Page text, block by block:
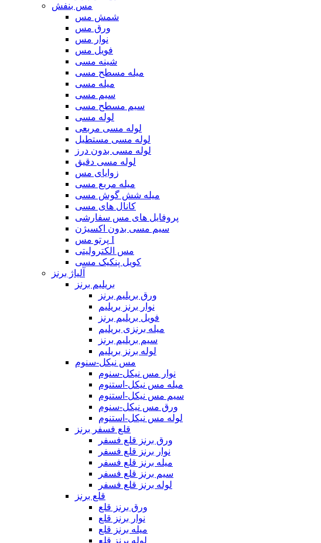
مس بنفش
شمش مس
ورق مس
نوار مس
فویل مس
شینه مسی
میله مسطح مسی
میله مسی
سیم مسی
سیم مسطح مسی
لوله مسی
لوله مسی مربعی
لوله مسی مستطیل
لوله مسی بدون درز
لوله مسی دقیق
زوایای مس
میله مربع مسی
میله شش گوش مسی
کانال های مسی
پروفایل های مس سفارشی
سیم مسی بدون اکسیژن
پرتو مس I
مس الکترولیتی
کویل پنکیک مسی
آلیاژ برنز
بریلیم برنز
ورق بریلیم برنز
نوار برنز بریلیم
فویل بریلیم برنز
میله برنزی بریلیم
سیم بریلیم برنز
لوله برنز بریلیم
مس نیکل-سنوم
نوار مس نیکل-سنوم
میله مس نیکل-استنوم
سیم مس نیکل-استنوم
ورق مس نیکل-سنوم
لوله مس نیکل-استنوم
قلع فسفر برنز
ورق برنز قلع فسفر
نوار برنز قلع فسفر
میله برنز قلع فسفر
سیم برنز قلع فسفر
لوله برنز قلع فسفر
قلع برنز
ورق برنز قلع
نوار برنز قلع
میله برنز قلع
لوله برنز قلع